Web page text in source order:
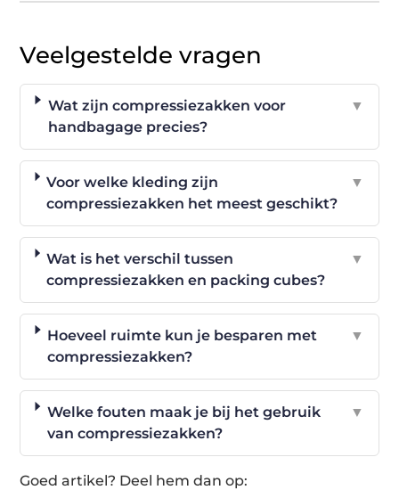
Veelgestelde vragen
Wat zijn compressiezakken voor
handbagage precies?
▼
Voor welke kleding zijn
compressiezakken het meest geschikt?
▼
Wat is het verschil tussen
compressiezakken en packing cubes?
▼
Hoeveel ruimte kun je besparen met
compressiezakken?
▼
Welke fouten maak je bij het gebruik
van compressiezakken?
▼
Goed artikel? Deel hem dan op: